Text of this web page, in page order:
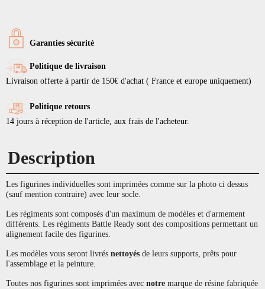
Garanties sécurité
Politique de livraison
Livraison offerte à partir de 150€ d'achat ( France et europe uniquement)
Politique retours
14 jours à réception de l'article, aux frais de l'acheteur.
Description
Les figurines individuelles sont imprimées comme sur la photo ci dessus
(sauf mention contraire) avec leur socle.
Les régiments sont composés d'un maximum de modèles et d'armement
différents. Les régiments Battle Ready sont des compositions permettant un
alignement facile des figurines.
Les modèles vous seront livrés nettoyés de leurs supports, prêts pour
l'assemblage et la peinture.
Toutes nos figurines sont imprimées avec notre marque de résine fabriquée